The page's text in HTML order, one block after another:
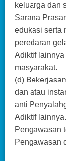
keluarga dan
Sarana
edukasi serta
peredaran
Adiktif lainnya
masyarakat.
(d)
dan atau
anti
Adiktif
Pengawasan
Pengawasan
(g)